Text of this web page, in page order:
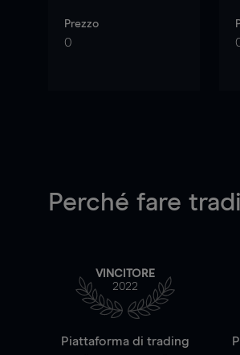
Prezzo
0
Perché fare
VINCITORE
2022
Piattaforma di trading